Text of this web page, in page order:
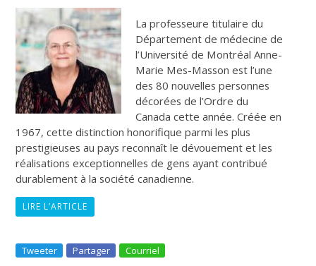
La professeure titulaire du
Département de médecine de
l’Université de Montréal Anne-
Marie Mes-Masson est l’une
des 80 nouvelles personnes
décorées de l’Ordre du
Canada cette année. Créée en
1967, cette distinction honorifique parmi les plus
prestigieuses au pays reconnaît le dévouement et les
réalisations exceptionnelles de gens ayant contribué
durablement à la société canadienne.
LIRE L’ARTICLE
Tweeter Partager Courriel